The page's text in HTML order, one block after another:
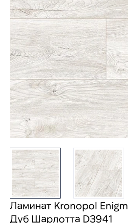
Ламинат Kronopol
Дуб Шарлотта D3941